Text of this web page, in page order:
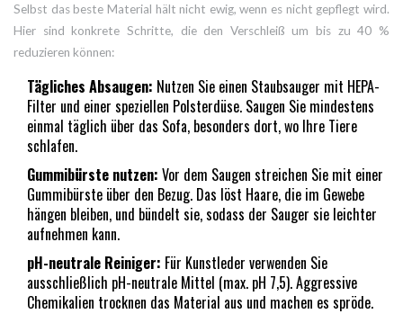
Selbst das beste Material hält nicht ewig, wenn es nicht gepflegt wird.
Hier sind konkrete Schritte, die den Verschleiß um bis zu 40 %
reduzieren können:
Tägliches Absaugen: Nutzen Sie einen Staubsauger mit HEPA-
Filter und einer speziellen Polsterdüse. Saugen Sie mindestens
einmal täglich über das Sofa, besonders dort, wo Ihre Tiere
schlafen.
Gummibürste nutzen: Vor dem Saugen streichen Sie mit einer
Gummibürste über den Bezug. Das löst Haare, die im Gewebe
hängen bleiben, und bündelt sie, sodass der Sauger sie leichter
aufnehmen kann.
pH-neutrale Reiniger: Für Kunstleder verwenden Sie
ausschließlich pH-neutrale Mittel (max. pH 7,5). Aggressive
Chemikalien trocknen das Material aus und machen es spröde.